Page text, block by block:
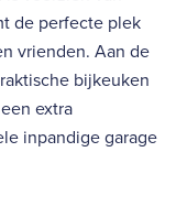
de perfecte plek
vrienden. Aan de
bijkeuken
extra
inpandige garage